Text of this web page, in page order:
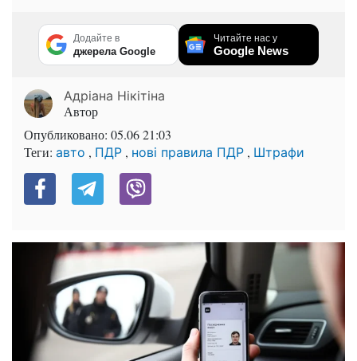
Додайте в
джерела Google
Читайте нас у
Google News
Адріана Нікітіна
Автор
Опубликовано: 05.06 21:03
Теги: авто , ПДР , нові правила ПДР , Штрафи